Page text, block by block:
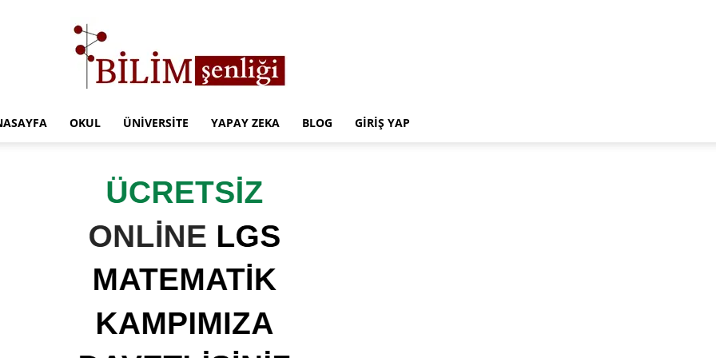
Eğitim
OKUL ÜNIVERSITE YAPAY ZEKA BLOG GIRIŞ YAP